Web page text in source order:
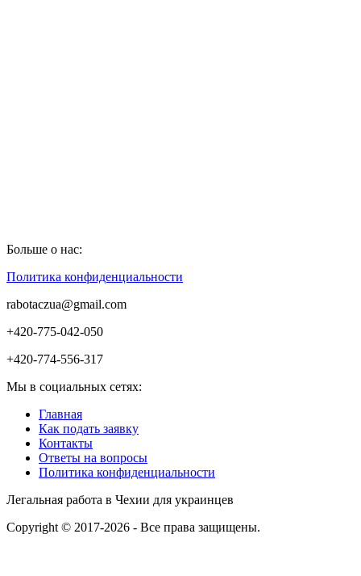
Больше о нас:
Политика конфиденциальности
rabotaczua@gmail.com
+420-775-042-050
+420-774-556-317
Мы в социальных сетях:
Главная
Как подать заявку
Контакты
Ответы на вопросы
Политика конфиденциальности
Легальная работа в Чехии для украинцев
Copyright © 2017-2026 - Все права защищены.